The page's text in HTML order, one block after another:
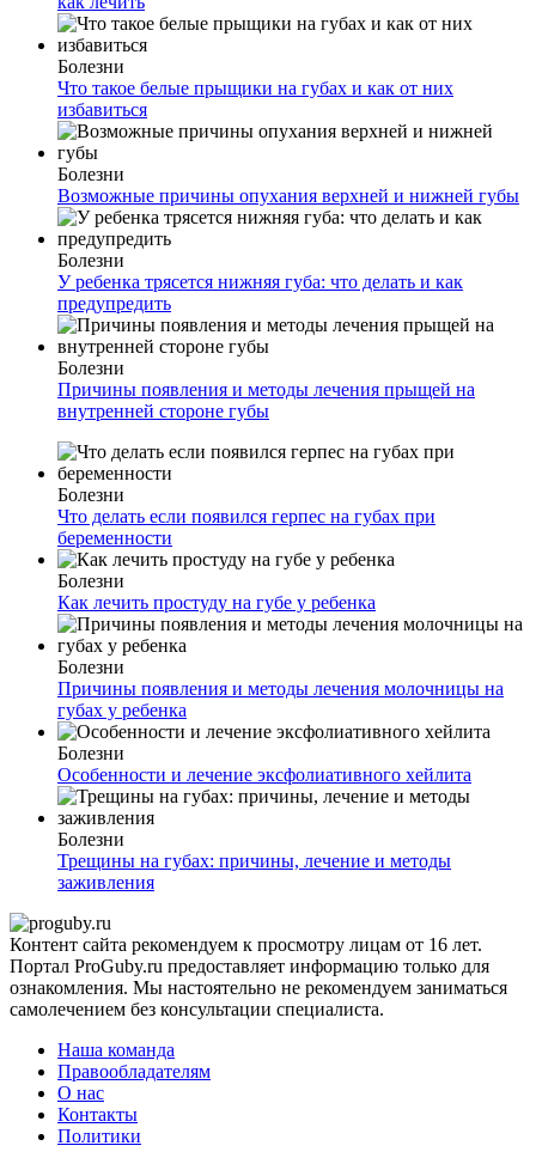
Болезни
Что такое белые прыщики на губах и как от них
избавиться
Болезни
Возможные причины опухания верхней и нижней губы
Болезни
У ребенка трясется нижняя губа: что делать и как
предупредить
Болезни
Причины появления и методы лечения прыщей на
внутренней стороне губы
Болезни
Что делать если появился герпес на губах при
беременности
Болезни
Как лечить простуду на губе у ребенка
Болезни
Причины появления и методы лечения молочницы на
губах у ребенка
Болезни
Особенности и лечение эксфолиативного хейлита
Болезни
Трещины на губах: причины, лечение и методы
заживления
Контент сайта рекомендуем к просмотру лицам от 16 лет.
Портал ProGuby.ru предоставляет информацию только для
ознакомления. Мы настоятельно не рекомендуем заниматься
самолечением без консультации специалиста.
Наша команда
Правообладателям
О нас
Контакты
Политики